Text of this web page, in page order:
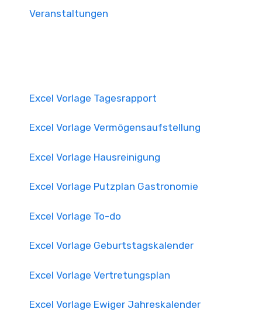
Veranstaltungen
Excel Vorlage Tagesrapport
Excel Vorlage Vermögensaufstellung
Excel Vorlage Hausreinigung
Excel Vorlage Putzplan Gastronomie
Excel Vorlage To-do
Excel Vorlage Geburtstagskalender
Excel Vorlage Vertretungsplan
Excel Vorlage Ewiger Jahreskalender